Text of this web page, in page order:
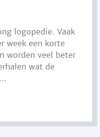
logopedie. Vaak
week een korte
worden veel beter
wat de